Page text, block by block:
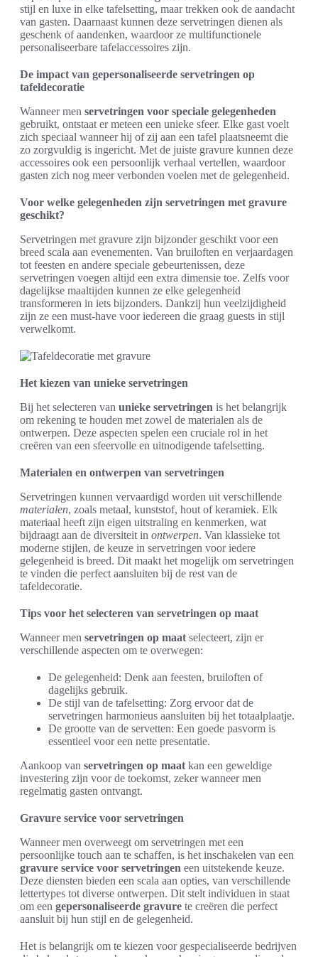
stijl en luxe in elke tafelsetting, maar trekken ook de aandacht
van gasten. Daarnaast kunnen deze servetringen dienen als
geschenk of aandenken, waardoor ze multifunctionele
personaliseerbare tafelaccessoires zijn.
De impact van gepersonaliseerde servetringen op
tafeldecoratie
Wanneer men servetringen voor speciale gelegenheden
gebruikt, ontstaat er meteen een unieke sfeer. Elke gast voelt
zich speciaal wanneer hij of zij aan een tafel plaatsneemt die
zo zorgvuldig is ingericht. Met de juiste gravure kunnen deze
accessoires ook een persoonlijk verhaal vertellen, waardoor
gasten zich nog meer verbonden voelen met de gelegenheid.
Voor welke gelegenheden zijn servetringen met gravure
geschikt?
Servetringen met gravure zijn bijzonder geschikt voor een
breed scala aan evenementen. Van bruiloften en verjaardagen
tot feesten en andere speciale gebeurtenissen, deze
servetringen voegen altijd een extra dimensie toe. Zelfs voor
dagelijkse maaltijden kunnen ze elke gelegenheid
transformeren in iets bijzonders. Dankzij hun veelzijdigheid
zijn ze een must-have voor iedereen die graag guests in stijl
verwelkomt.
Het kiezen van unieke servetringen
Bij het selecteren van unieke servetringen is het belangrijk
om rekening te houden met zowel de materialen als de
ontwerpen. Deze aspecten spelen een cruciale rol in het
creëren van een sfeervolle en uitnodigende tafelsetting.
Materialen en ontwerpen van servetringen
Servetringen kunnen vervaardigd worden uit verschillende
materialen, zoals metaal, kunststof, hout of keramiek. Elk
materiaal heeft zijn eigen uitstraling en kenmerken, wat
bijdraagt aan de diversiteit in ontwerpen. Van klassieke tot
moderne stijlen, de keuze in servetringen voor iedere
gelegenheid is breed. Dit maakt het mogelijk om servetringen
te vinden die perfect aansluiten bij de rest van de
tafeldecoratie.
Tips voor het selecteren van servetringen op maat
Wanneer men servetringen op maat selecteert, zijn er
verschillende aspecten om te overwegen:
De gelegenheid: Denk aan feesten, bruiloften of
dagelijks gebruik.
De stijl van de tafelsetting: Zorg ervoor dat de
servetringen harmonieus aansluiten bij het totaalplaatje.
De grootte van de servetten: Een goede pasvorm is
essentieel voor een nette presentatie.
Aankoop van servetringen op maat kan een geweldige
investering zijn voor de toekomst, zeker wanneer men
regelmatig gasten ontvangt.
Gravure service voor servetringen
Wanneer men overweegt om servetringen met een
persoonlijke touch aan te schaffen, is het inschakelen van een
gravure service voor servetringen een uitstekende keuze.
Deze diensten bieden een scala aan opties, van verschillende
lettertypes tot diverse ontwerpen. Dit stelt individuen in staat
om een gepersonaliseerde gravure te creëren die perfect
aansluit bij hun stijl en de gelegenheid.
Het is belangrijk om te kiezen voor gespecialiseerde bedrijven